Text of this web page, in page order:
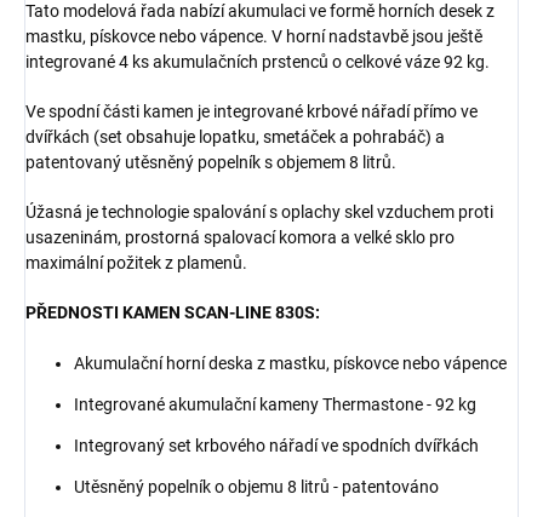
Tato modelová řada nabízí akumulaci ve formě horních desek z
mastku, pískovce nebo vápence. V horní nadstavbě jsou ještě
integrované 4 ks akumulačních prstenců o celkové váze 92 kg.
Ve spodní části kamen je integrované krbové nářadí přímo ve
dvířkách (set obsahuje lopatku, smetáček a pohrabáč) a
patentovaný utěsněný popelník s objemem 8 litrů.
Úžasná je technologie spalování s oplachy skel vzduchem proti
usazeninám, prostorná spalovací komora a velké sklo pro
maximální požitek z plamenů.
PŘEDNOSTI KAMEN SCAN-LINE 830S:
Akumulační horní deska z mastku, pískovce nebo vápence
Integrované akumulační kameny Thermastone - 92 kg
Integrovaný set krbového nářadí ve spodních dvířkách
Utěsněný popelník o objemu 8 litrů - patentováno